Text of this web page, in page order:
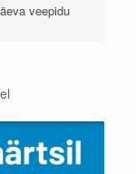
veepidu